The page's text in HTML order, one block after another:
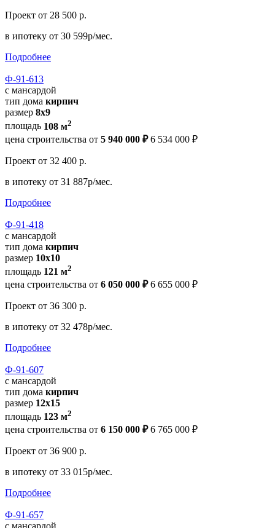
Проект от 28 500 р.
в ипотеку от 30 599р/мес.
Подробнее
Ф-91-613
с мансардой
тип дома кирпич
размер 8x9
площадь 108 м2
цена строительства от 5 940 000 ₽ 6 534 000 ₽
Проект от 32 400 р.
в ипотеку от 31 887р/мес.
Подробнее
Ф-91-418
с мансардой
тип дома кирпич
размер 10х10
площадь 121 м2
цена строительства от 6 050 000 ₽ 6 655 000 ₽
Проект от 36 300 р.
в ипотеку от 32 478р/мес.
Подробнее
Ф-91-607
с мансардой
тип дома кирпич
размер 12х15
площадь 123 м2
цена строительства от 6 150 000 ₽ 6 765 000 ₽
Проект от 36 900 р.
в ипотеку от 33 015р/мес.
Подробнее
Ф-91-657